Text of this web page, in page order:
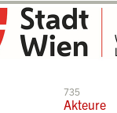
735
Akteure